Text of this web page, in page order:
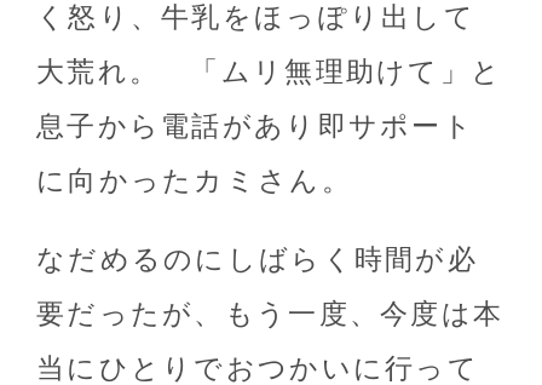
く怒り、牛乳をほっぽり出して
大荒れ。 「ムリ無理助けて」と
息子から電話があり即サポート
に向かったカミさん。
なだめるのにしばらく時間が必
要だったが、もう一度、今度は本
当にひとりでおつかいに行って